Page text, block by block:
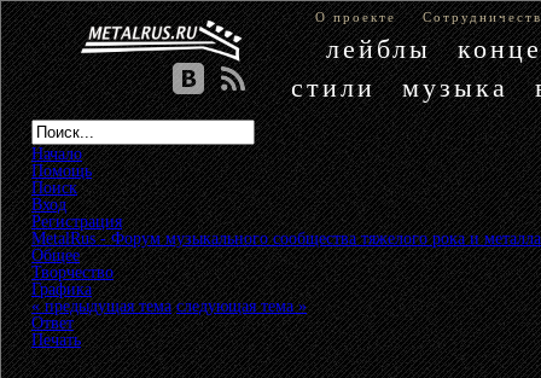
О проекте
лейблы
стили
музыка
Начало
Помощь
Поиск
Вход
Регистрация
MetalRus - Форум музыкального сообщества тяжелого рока и металла
Общее»
Творчество»
Графика
« предыдущая тема следующая тема »
Ответ
Печать